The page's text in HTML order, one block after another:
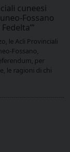
cuneesi
Fossano
le Acli Provinciali
Fossano,
per
le ragioni di chi